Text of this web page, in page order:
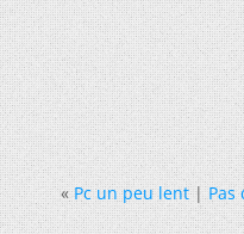
« Pc un peu lent|Pas